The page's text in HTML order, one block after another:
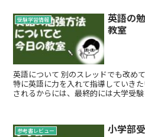
受験学習情報
英語の
教室
英語について 別のスレッドでも改めて書くと思いますが、本校では
特に英語に力を入れて指導していき
されるからには、最終的には大学受
参考書レビュー 小学部